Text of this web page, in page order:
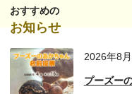
おすすめの
お知らせ
2026年8
プーズー